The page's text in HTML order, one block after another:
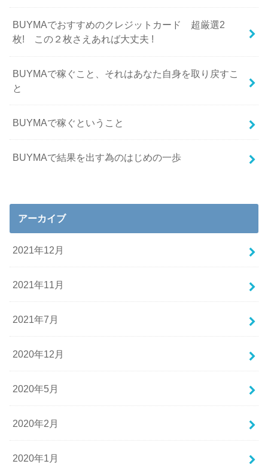
BUYMAでおすすめのクレジットカード 超厳選2
枚! この２枚さえあれば大丈夫 !
BUYMAで稼ぐこと、それはあなた自身を取り戻すこ
と
BUYMAで稼ぐということ
BUYMAで結果を出す為のはじめの一歩
アーカイブ
2021年12月
2021年11月
2021年7月
2020年12月
2020年5月
2020年2月
2020年1月